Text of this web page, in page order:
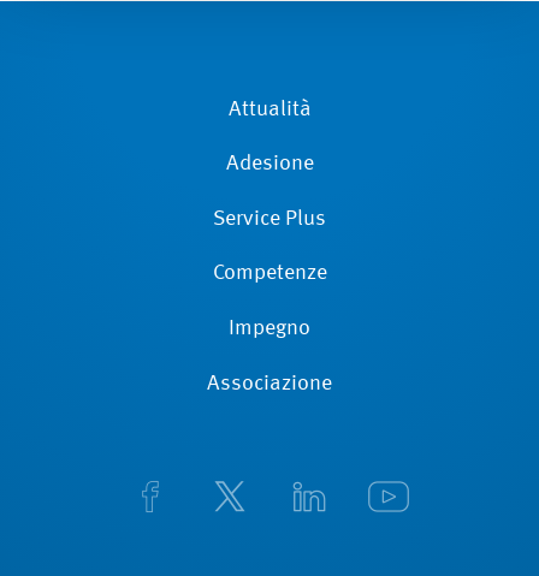
Attualità
Adesione
Service Plus
Competenze
Impegno
Associazione